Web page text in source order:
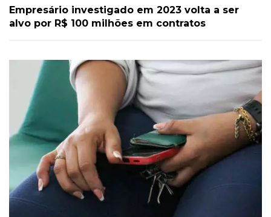
Empresário investigado em 2023 volta a ser
alvo por R$ 100 milhões em contratos